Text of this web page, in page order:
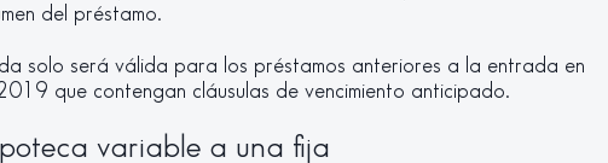
del préstamo.
solo será válida para los préstamos anteriores a la entrada en
que contengan cláusulas de vencimiento anticipado.
variable a una fija